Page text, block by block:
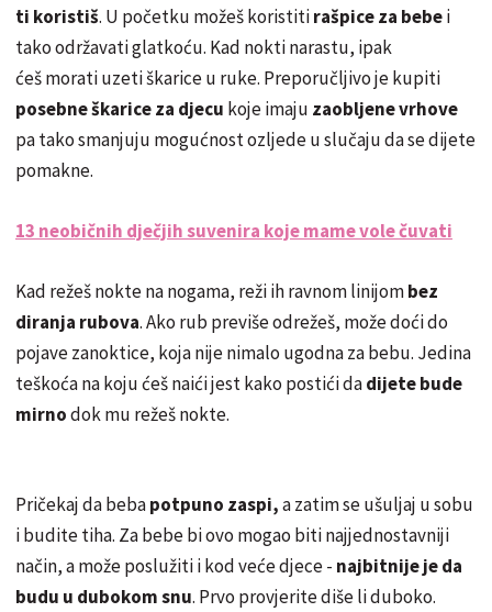
ti koristiš. U početku možeš koristitirašpice za bebei
tako održavati glatkoću. Kad nokti narastu, ipak
ćeš morati uzeti škarice u ruke. Preporučljivo je kupiti
posebne škarice za djecu koje imaju zaobljene vrhove
pa tako smanjuju mogućnost ozljede u slučaju da se dijete
pomakne.
13 neobičnih dječjih suvenira koje mame vole čuvati
Kad režeš nokte na nogama, reži ih ravnom linijombez
diranja rubova. Ako rub previše odrežeš, može doći do
pojave zanoktice, koja nije nimalo ugodna za bebu. Jedina
teškoća na koju ćeš naići jest kako postići dadijete bude
mirnodok mu režeš nokte.
Pričekaj da bebapotpuno zaspi,a zatim se ušuljaj u sobu
i budite tiha. Za bebe bi ovo mogao biti najjednostavniji
način, a može poslužiti i kod veće djece - najbitnije je da
budu u dubokom snu. Prvo provjerite diše li duboko.